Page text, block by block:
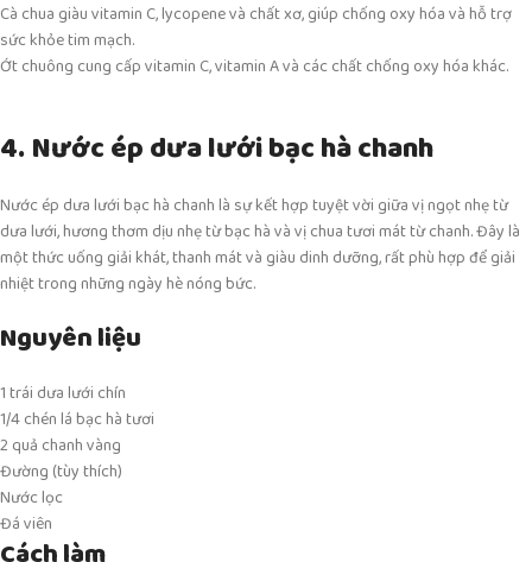
Cà chua giàu vitamin C, lycopene và chất xơ, giúp chống oxy hóa và hỗ trợ
sức khỏe tim mạch.
Ớt chuông cung cấp vitamin C, vitamin A và các chất chống oxy hóa khác.
4. Nước ép dưa lưới bạc hà chanh
Nước ép dưa lưới bạc hà chanh là sự kết hợp tuyệt vời giữa vị ngọt nhẹ từ
dưa lưới, hương thơm dịu nhẹ từ bạc hà và vị chua tươi mát từ chanh. Đây là
một thức uống giải khát, thanh mát và giàu dinh dưỡng, rất phù hợp để giải
nhiệt trong những ngày hè nóng bức.
Nguyên liệu
1 trái dưa lưới chín
1/4 chén lá bạc hà tươi
2 quả chanh vàng
Đường (tùy thích)
Nước lọc
Đá viên